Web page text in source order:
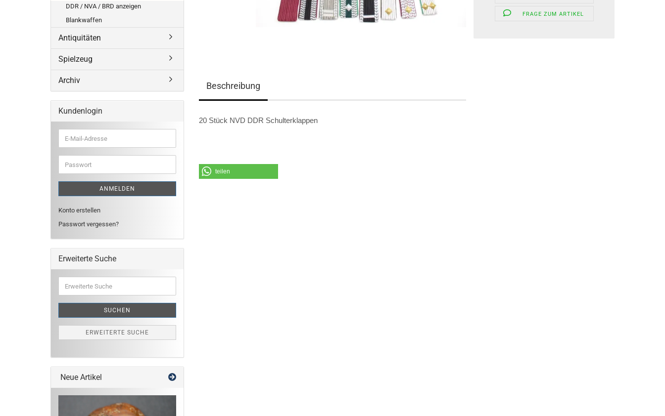
FRAGE ZUM ARTIKEL
Beschreibung
20 Stück NVD DDR Schulterklappen
teilen
DDR / NVA / BRD anzeigen
Blankwaffen
Antiquitäten
Spielzeug
Archiv
Kundenlogin
E-
Mail-
Adresse
Passwort
ANMELDEN
Konto erstellen
Passwort vergessen?
Erweiterte Suche
Suche
SUCHEN
ERWEITERTE SUCHE
Neue Artikel